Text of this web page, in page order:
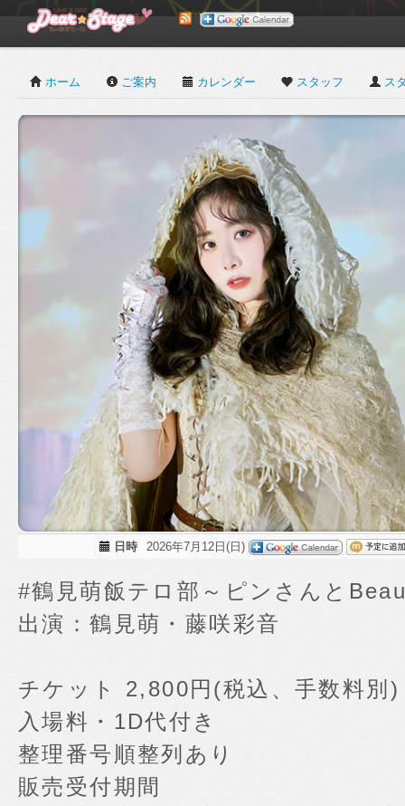
ホーム ご案内 カレンダー スタッフ ス
日時 2026年7月12日(日)
#鶴見萌飯テロ部～ピンさんと
出演：鶴見萌・藤咲彩音
チケット 2,800円(税込、手数料別)
入場料・1D代付き
整理番号順整列あり
販売受付期間